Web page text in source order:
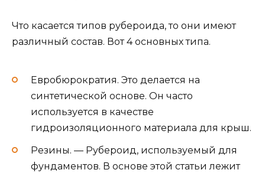
Что касается типов рубероида, то они имеют
различный состав. Вот 4 основных типа.
Евробюрократия. Это делается на
синтетической основе. Он часто
используется в качестве
гидроизоляционного материала для крыш.
Резины. — Рубероид, используемый для
фундаментов. В основе этой статьи лежит